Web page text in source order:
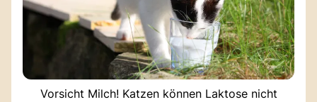
Vorsicht Milch! Katzen können Laktose nicht